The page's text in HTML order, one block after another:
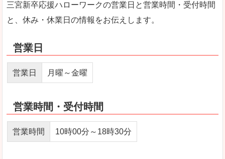
三宮新卒応援ハローワークの営業日と営業時間・受付時間
と、休み・休業日の情報をお伝えします。
営業日
営業日 月曜～金曜
営業時間・受付時間
営業時間 10時00分～18時30分